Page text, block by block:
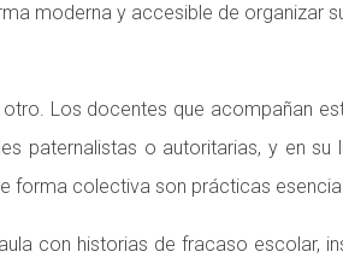
moderna y accesible de organizar
Los docentes que acompañan
o autoritarias, y en
forma colectiva son prácticas
con historias de fracaso escolar,